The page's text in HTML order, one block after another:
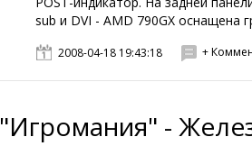
sub и DVI - AMD 790GX оснащена
2008-04-18 19:43:18 +
"Игромания" -